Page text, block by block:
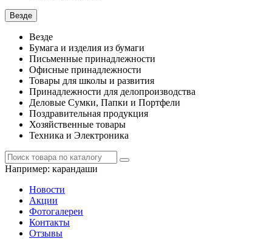
Везде
Везде
Бумага и изделия из бумаги
Письменные принадлежности
Офисные принадлежности
Товары для школы и развития
Принадлежности для делопроизводства
Деловые Сумки, Папки и Портфели
Поздравительная продукция
Хозяйственные товары
Техника и Электроника
Например: карандаши
Новости
Акции
Фотогалереи
Контакты
Отзывы